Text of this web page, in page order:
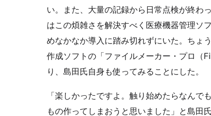
い。また、大量の記録から日常点検が終わ
はこの煩雑さを解決すべく医療機器管理ソ
めなかなか導入に踏み切れずにいた。ちょ
作成ソフトの「ファイルメーカー・プロ（
り、島田氏自身も使ってみることにした。
「楽しかったですよ。触り始めたらなん
もの作ってしまおうと思いました」と島田